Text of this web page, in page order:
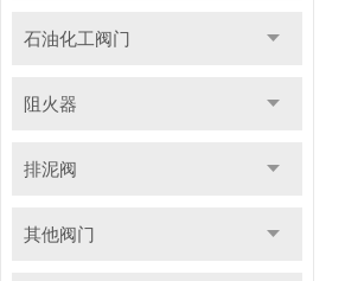
石油化工阀门
阻火器
排泥阀
其他阀门